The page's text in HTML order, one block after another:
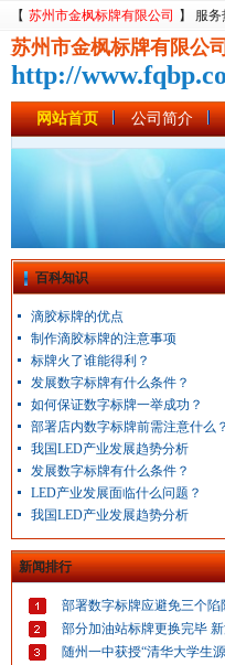
【 苏州市金枫标牌有限公司 】 服务
苏州市金枫标牌有限公司
http://
网站首页 公司简介
百科知识
滴胶标牌的优点
制作滴胶标牌的注意事项
标牌火了谁能得利？
发展数字标牌有什么条件？
如何保证数字标牌一举成功？
部署店内数字标牌前需注意什么？
我国LED产业发展趋势分析
发展数字标牌有什么条件？
LED产业发展面临什么问题？
我国LED产业发展趋势分析
新闻排行
部署数字标牌应避免三个陷
部分加油站标牌更换完毕
随州一中获授“清华大学生